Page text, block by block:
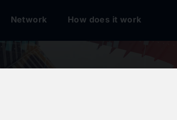
Network How does it work